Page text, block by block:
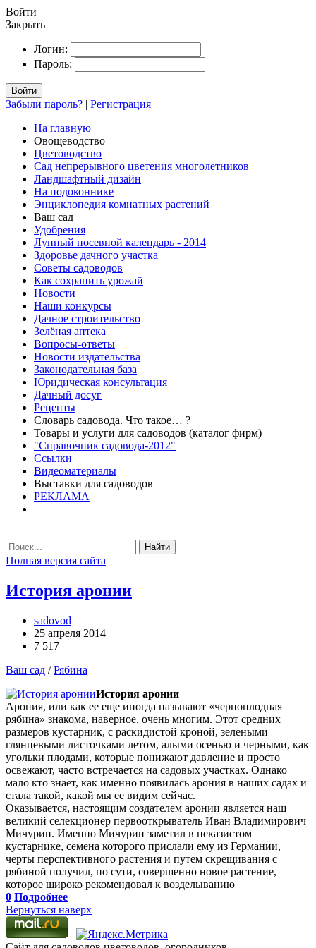
Войти
Закрыть
Логин:
Пароль:
Войти
Забыли пароль? | Регистрация
На главную
Овощеводство
Цветоводство
Сад непрерывного цветения многолетников
Ландшафтный дизайн
На подоконнике
Энциклопедия комнатных растений
Ваш сад
Удобрения
Лунный посевной календарь - 2014
Здоровье дачного участка
Советы садоводов
Как сохранить урожай
Новости
Наши конкурсы
Дачное строительство
Зелёная аптека
Вопросы-ответы
Новости издательства
Законодательная база
Юридическая консультация
Дачный досуг
Рецепты
Словарь садовода. Что такое… ?
Товары и услуги для садоводов (каталог фирм)
"Справочник садовода-2012"
Ссылки
Видеоматериалы
Выставки для садоводов
РЕКЛАМА
Найти
Полная версия сайта
История аронии
sadovod
25 апреля 2014
7 517
Ваш сад /Рябина
История аронии
Арония, или как ее еще иногда называют «черноплодная
рябина» знакома, наверное, очень многим. Этот средних
размеров кустарник, с раскидистой кроной, зелеными
глянцевыми листочками летом, алыми осенью и черными, как
угольки плодами, которые понижают давление и просто
освежают, часто встречается на садовых участках. Однако
мало кто знает, как именно появилась арония в наших садах и
стала такой, какой мы ее видим сейчас.
Оказывается, настоящим создателем аронии является наш
великий селекционер первооткрыватель Иван Владимирович
Мичурин. Именно Мичурин заметил в неказистом
кустарнике, семена которого прислали ему из Германии,
черты перспективного растения и путем скрещивания с
рябиной получил, по сути, совершенно новое растение,
которое широко рекомендовал к возделыванию
0 Подробнее
Вернуться наверх